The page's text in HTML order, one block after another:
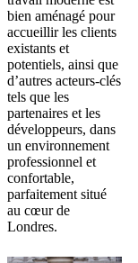
bien aménagé pour
accueillir les clients
existants et
potentiels, ainsi que
d’autres acteurs-clés
tels que les
partenaires et les
développeurs, dans
un environnement
professionnel et
confortable,
parfaitement situé
au cœur de
Londres.